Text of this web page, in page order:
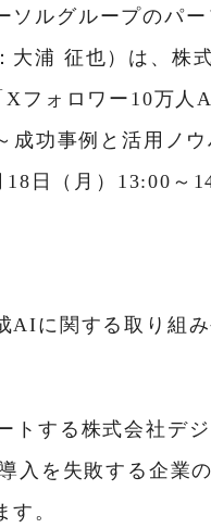
ソルグループのパ
大浦 征也）は、株
フォロワー10万人
功事例と活用ノ
日（月）13:00～
AIに関する取り組
トする株式会社デ
入を失敗する企業
。